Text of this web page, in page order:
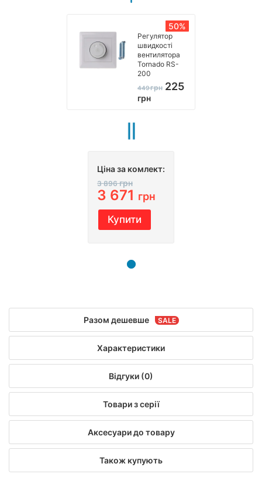
50%
Регулятор
швидкості
вентилятора
Tornado RS-
200
449грн 225
грн
Ціна за комлект:
3 896грн
3 671 грн
Купити
Разом дешевше
Характеристики
Відгуки (0)
Товари з серії
Аксесуари до товару
Також купують